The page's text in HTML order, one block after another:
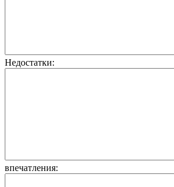
Недостатки:
впечатления: